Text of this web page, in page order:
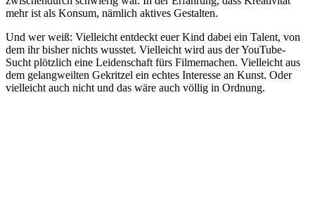
mehr ist als Konsum, nämlich aktives Gestalten.
Und wer weiß: Vielleicht entdeckt euer Kind dabei ein Talent, von
dem ihr bisher nichts wusstet. Vielleicht wird aus der YouTube-
Sucht plötzlich eine Leidenschaft fürs Filmemachen. Vielleicht aus
dem gelangweilten Gekritzel ein echtes Interesse an Kunst. Oder
vielleicht auch nicht und das wäre auch völlig in Ordnung.